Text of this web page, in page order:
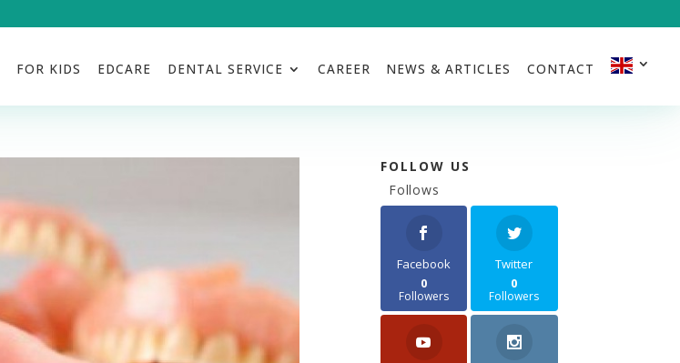
FOR KIDS EDCARE DENTAL SERVICE CAREER NEWS & ARTICLES CONTACT
FOLLOW US
Follows
Facebook
0
Followers
Twitter
0
Followers